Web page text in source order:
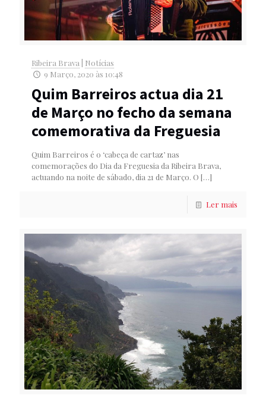
Ribeira Brava
Notícias
9 Março, 2020 às 10:48
Quim Barreiros actua dia 21
de Março no fecho da semana
comemorativa da Freguesia
Quim Barreiros é o ‘cabeça de cartaz’ nas
comemorações do Dia da Freguesia da Ribeira Brava,
actuando na noite de sábado, dia 21 de Março. O […]
Ler mais